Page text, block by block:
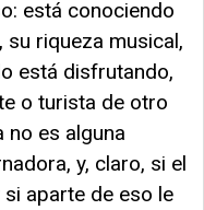
está conociendo
riqueza musical,
está disfrutando,
o turista de otro
no es alguna
y, claro, si el
aparte de eso le